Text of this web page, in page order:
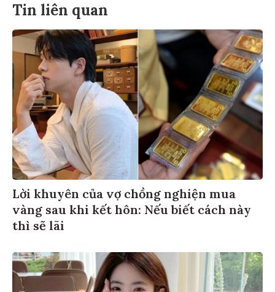
Tin liên quan
Lời khuyên của vợ chồng nghiện mua
vàng sau khi kết hôn: Nếu biết cách này
thì sẽ lãi